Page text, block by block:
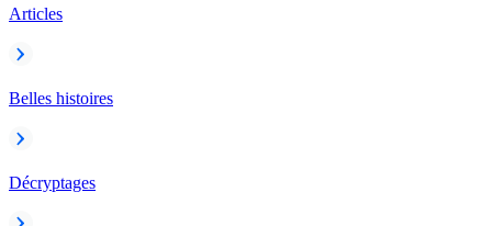
Articles
Belles histoires
Décryptages